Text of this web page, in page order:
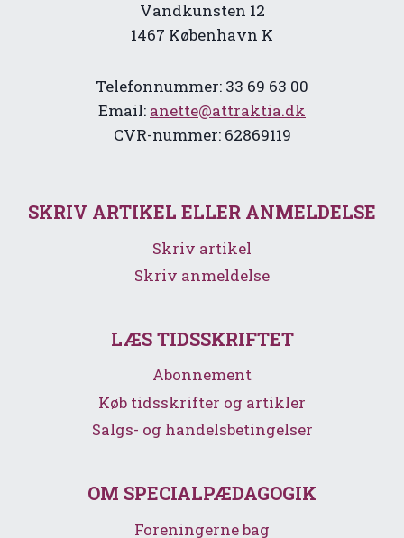
Vandkunsten 12
1467 København K
Telefonnummer: 33 69 63 00
Email: anette@attraktia.dk
CVR-nummer: 62869119
SKRIV ARTIKEL ELLER ANMELDELSE
Skriv artikel
Skriv anmeldelse
LÆS TIDSSKRIFTET
Abonnement
Køb tidsskrifter og artikler
Salgs- og handelsbetingelser
OM SPECIALPÆDAGOGIK
Foreningerne bag